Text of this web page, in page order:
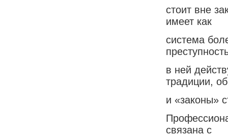
стоит вне
имеет как
система
в ней
традиции,
и «законы»
связана с